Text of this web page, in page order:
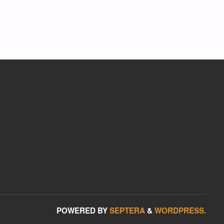
POWERED BYSEPTERA&WORDPRESS.